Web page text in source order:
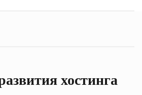
хостинга